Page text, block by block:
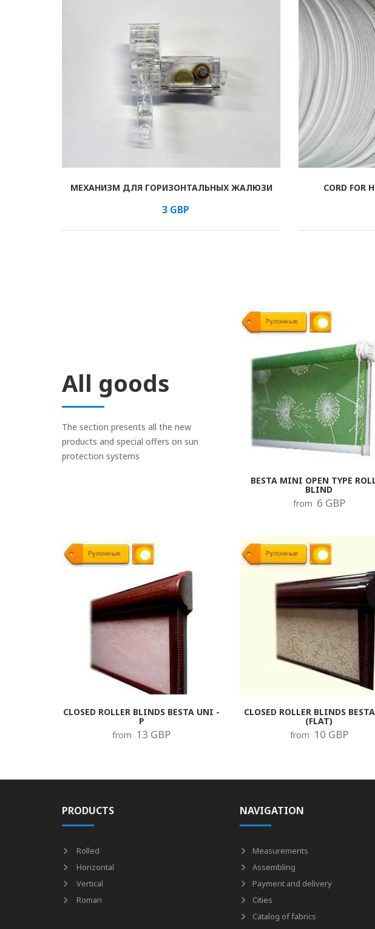
МЕХАНИЗМ ДЛЯ ГОРИЗОНТАЛЬНЫХ ЖАЛЮЗИ
3GBP
/м В КОРЗИНУ
CORD FOR
/
All goods
The section presents all the new
products and special offers on sun
protection systems
BESTA MINI OPEN TYPE
BLIND
from 6 GBP
CLOSED ROLLER BLINDS BESTA UNI -
P
from 13 GBP
CLOSED ROLLER BLINDS
(FLAT)
from 10 GBP
PRODUCTS
Rolled
Horizontal
Vertical
Roman
NAVIGATION
Measurements
Assembling
Payment and delivery
Cities
Catalog of fabrics